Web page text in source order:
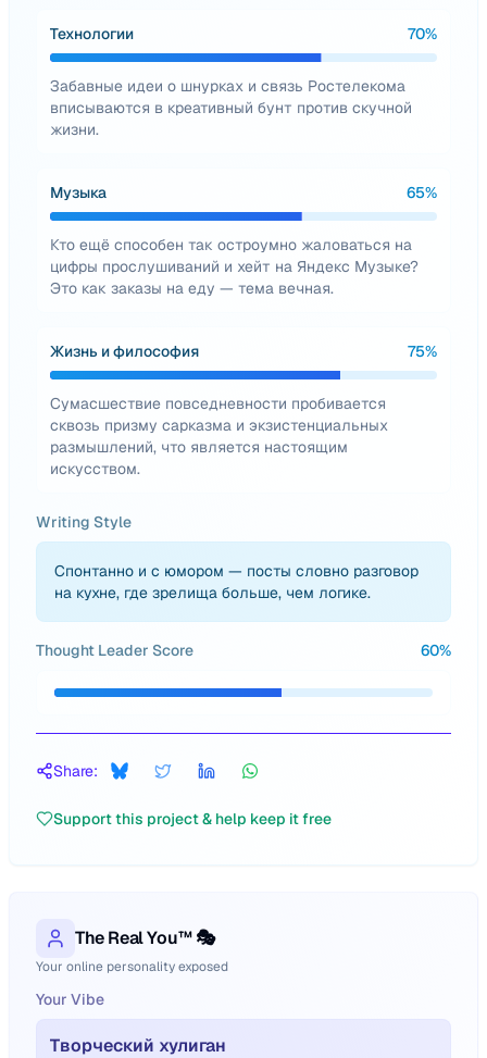
Технологии 70%
Забавные идеи о шнурках и связь Ростелекома
вписываются в креативный бунт против скучной
жизни.
Музыка 65%
Кто ещё способен так остроумно жаловаться на
цифры прослушиваний и хейт на Яндекс Музыке?
Это как заказы на еду — тема вечная.
Жизнь и философия 75%
Сумасшествие повседневности пробивается
сквозь призму сарказма и экзистенциальных
размышлений, что является настоящим
искусством.
Writing Style
Спонтанно и с юмором — посты словно разговор
на кухне, где зрелища больше, чем логике.
Thought Leader Score 60%
Share:
Support this project & help keep it free
The Real You™ 🎭
Your online personality exposed
Your Vibe
Творческий хулиган